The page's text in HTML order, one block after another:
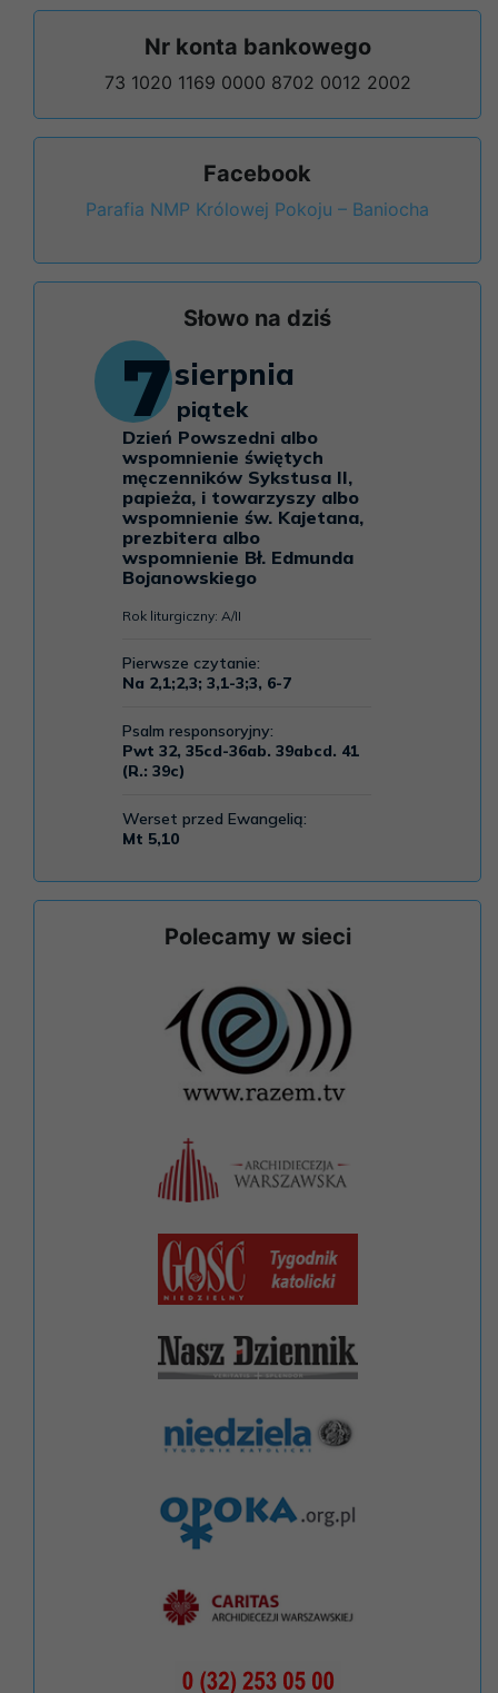
Nr konta bankowego
73 1020 1169 0000 8702 0012 2002
Facebook
Parafia NMP Królowej Pokoju – Baniocha
Słowo na dziś
Polecamy w sieci